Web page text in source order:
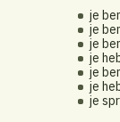
je
je
je
je
je
je
je